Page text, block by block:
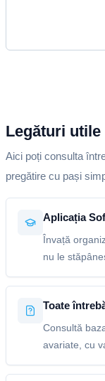
Legături utile
Aici poți consulta
pregătire cu pași
Aplicația
Învață
nu le
Toate
Consultă
avariate, cu